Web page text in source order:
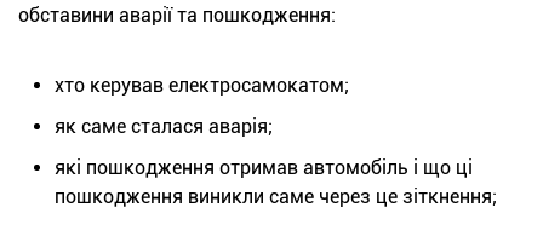
обставини аварії та пошкодження:
хто керував електросамокатом;
як саме сталася аварія;
які пошкодження отримав автомобіль і що ці
пошкодження виникли саме через це зіткнення;